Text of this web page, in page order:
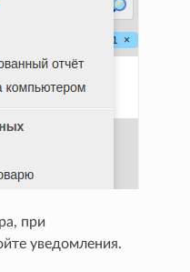
при
уведомления.